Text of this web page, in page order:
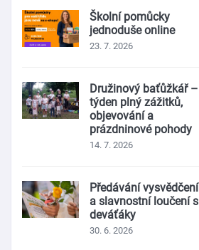
Školní pomůcky
jednoduše online
23. 7. 2026
Družinový baťůžkář –
týden plný zážitků,
objevování a
prázdninové pohody
14. 7. 2026
Předávání vysvědčení
a slavnostní loučení s
deváťáky
30. 6. 2026